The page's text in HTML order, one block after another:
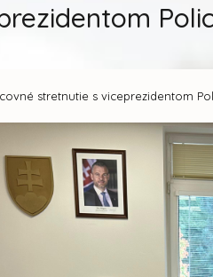
stretnutie s viceprezidentom